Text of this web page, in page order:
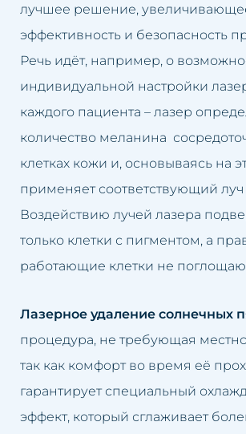
лучшее решение,
эффективность и безопасность
Речь идёт, например, о
индивидуальной настройки
каждого пациента – лазер
количество меланина
клетках кожи и, основываясь на
применяет соответствующий луч
Воздействию лучей лазера
только клетки с пигментом, а
работающие клетки не
Лазерное удаление солнечных
процедура, не требующая
так как комфорт во время её
гарантирует специальный
эффект, который сглаживает